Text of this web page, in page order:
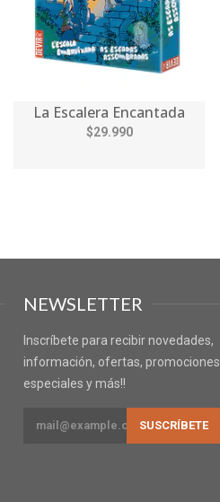
La Escalera Encantada
$29.990
NEWSLETTER
Inscríbete para recibir novedades,
información, ofertas, promociones
especiales y más!!